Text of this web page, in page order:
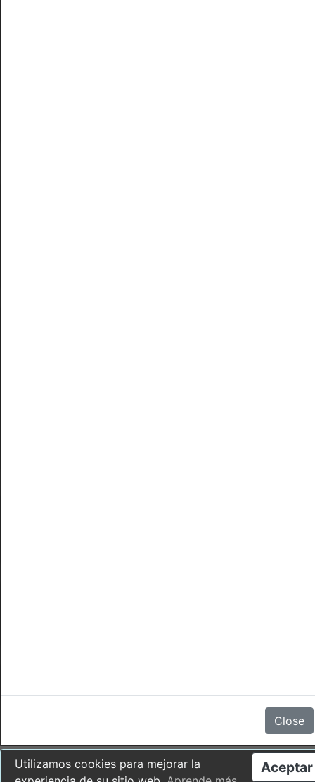
Close
Aceptar
Utilizamos cookies para mejorar la